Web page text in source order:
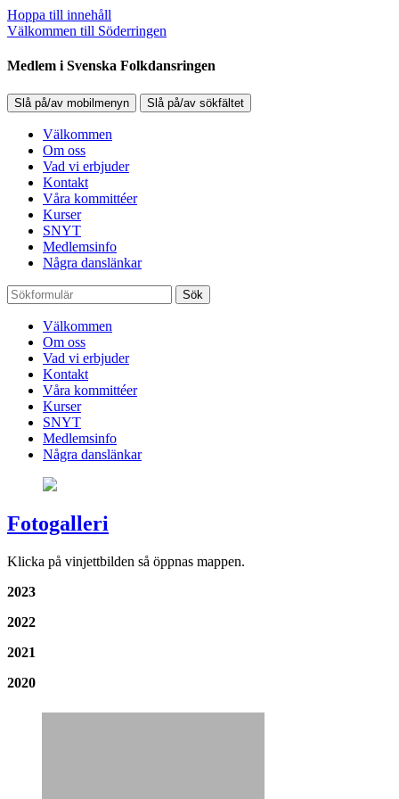
Hoppa till innehåll
Välkommen till Söderringen
Medlem i Svenska Folkdansringen
Slå på/av mobilmenyn Slå på/av sökfältet
Välkommen
Om oss
Vad vi erbjuder
Kontakt
Våra kommittéer
Kurser
SNYT
Medlemsinfo
Några danslänkar
Sök
Välkommen
Om oss
Vad vi erbjuder
Kontakt
Våra kommittéer
Kurser
SNYT
Medlemsinfo
Några danslänkar
Fotogalleri
Klicka på vinjettbilden så öppnas mappen.
2023
2022
2021
2020